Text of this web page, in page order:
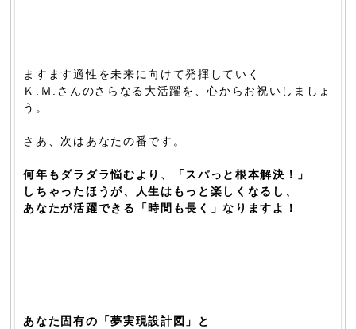
ますます適性を未来に向けて発揮していく
Ｋ.Ｍ.さんのさらなる大活躍を、心からお祝いしましょ
う。
さあ、次はあなたの番です。
何年もダラダラ悩むより、「スパっと根本解決！」
しちゃったほうが、人生はもっと楽しくなるし、
あなたが活躍できる「時間も長く」なりますよ！
あなた固有の「夢実現設計図」と